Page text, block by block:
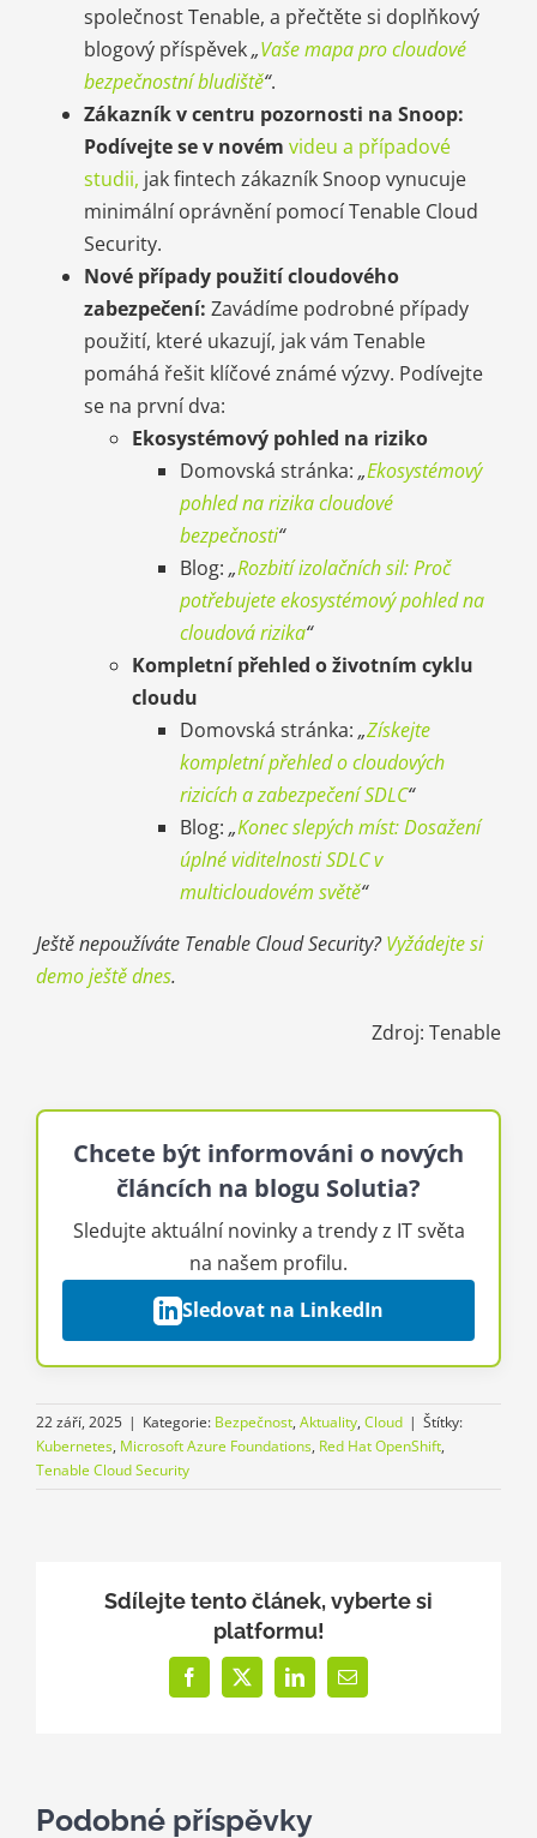
společnost Tenable, a přečtěte si doplňkový
blogový příspěvek„Vaše mapa pro cloudové
bezpečnostní bludiště“.
Zákazník v centru pozornosti na Snoop:
Podívejte se v novém videu a případové
studii, jak fintech zákazník Snoop vynucuje
minimální oprávnění pomocí Tenable Cloud
Security.
Nové případy použití cloudového
zabezpečení: Zavádíme podrobné případy
použití, které ukazují, jak vám Tenable
pomáhá řešit klíčové známé výzvy. Podívejte
se na první dva:
Ekosystémový pohled na riziko
Domovská stránka: „Ekosystémový
pohled na rizika cloudové
bezpečnosti“
Blog: „Rozbití izolačních sil: Proč
potřebujete ekosystémový pohled na
cloudová rizika“
Kompletní přehled o životním cyklu
cloudu
Domovská stránka: „Získejte
kompletní přehled o cloudových
rizicích a zabezpečení SDLC“
Blog: „Konec slepých míst: Dosažení
úplné viditelnosti SDLC v
multicloudovém světě“
Ještě nepoužíváte Tenable Cloud Security?Vyžádejte si
demo ještě dnes.
Zdroj: Tenable
Chcete být informováni o nových
článcích na blogu Solutia?
Sledujte aktuální novinky a trendy z IT světa
na našem profilu.
Sledovat na LinkedIn
22 září, 2025 | Kategorie: Bezpečnost, Aktuality, Cloud | Štítky:
Kubernetes, Microsoft Azure Foundations, Red Hat OpenShift,
Tenable Cloud Security
Sdílejte tento článek, vyberte si
platformu!
Facebook
X LinkedIn
E-
mail
Podobné příspěvky